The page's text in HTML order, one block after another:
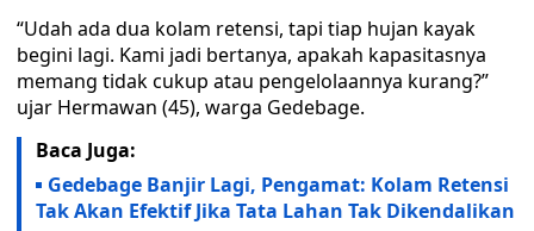
“Udah ada dua kolam retensi, tapi tiap hujan kayak
begini lagi. Kami jadi bertanya, apakah kapasitasnya
memang tidak cukup atau pengelolaannya kurang?”
ujar Hermawan (45), warga Gedebage.
Baca Juga:
Gedebage Banjir Lagi, Pengamat: Kolam Retensi
Tak Akan Efektif Jika Tata Lahan Tak Dikendalikan